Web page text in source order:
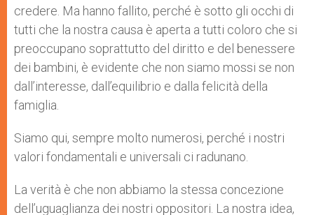
credere. Ma hanno fallito, perché è sotto gli occhi di
tutti che la nostra causa è aperta a tutti coloro che si
preoccupano soprattutto del diritto e del benessere
dei bambini, è evidente che non siamo mossi se non
dall’interesse, dall’equilibrio e dalla felicità della
famiglia.
Siamo qui, sempre molto numerosi, perché i nostri
valori fondamentali e universali ci radunano.
La verità è che non abbiamo la stessa concezione
dell’uguaglianza dei nostri oppositori. La nostra idea,